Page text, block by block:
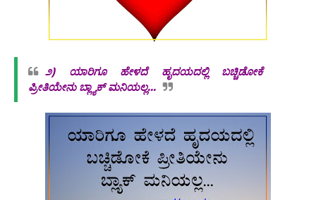
೨)
ಯಾರಿಗೂ ಹೇಳದೆ ಹೃದಯದಲ್ಲಿ ಬಚ್ಚಿಡೋಕೆ
ಪ್ರೀತಿಯೇನು ಬ್ಲ್ಯಾಕ್ ಮನಿಯಲ್ಲ...